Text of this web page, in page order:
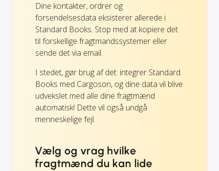
Dine kontakter, ordrer og
forsendelsesdata eksisterer allerede i
Standard Books. Stop med at kopiere det
til forskellige fragtmandssystemer eller
sende det via email.
I stedet, gør brug af det: integrer Standard
Books med Cargoson, og dine data vil blive
udvekslet med alle dine fragtmænd
automatisk! Dette vil også undgå
menneskelige fejl.
Vælg og vrag hvilke
fragtmænd du kan lide